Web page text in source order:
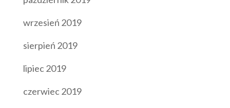
wrzesień 2019
sierpień 2019
lipiec 2019
czerwiec 2019